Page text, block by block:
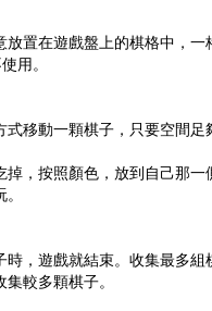
放置在遊戲盤上的棋格中，一
用。
式移動一顆棋子，只要空間足
掉，按照顏色，放到自己那一
時，遊戲就結束。收集最多組
較多顆棋子。